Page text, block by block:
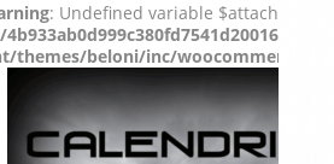
: Undefined variable
themes/beloni/inc/woocommerce.php